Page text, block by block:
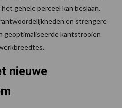
gehele perceel kan beslaan.
en strengere
geoptimaliseerde kantstrooien
nieuwe